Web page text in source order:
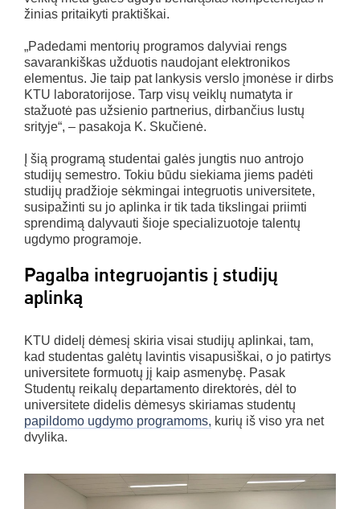
žinias pritaikyti praktiškai.
„Padedami mentorių programos dalyviai rengs
savarankiškas užduotis naudojant elektronikos
elementus. Jie taip pat lankysis verslo įmonėse ir dirbs
KTU laboratorijose. Tarp visų veiklų numatyta ir
stažuotė pas užsienio partnerius, dirbančius lustų
srityje“, – pasakoja K. Skučienė.
Į šią programą studentai galės jungtis nuo antrojo
studijų semestro. Tokiu būdu siekiama jiems padėti
studijų pradžioje sėkmingai integruotis universitete,
susipažinti su jo aplinka ir tik tada tikslingai priimti
sprendimą dalyvauti šioje specializuotoje talentų
ugdymo programoje.
Pagalba integruojantis į studijų
aplinką
KTU didelį dėmesį skiria visai studijų aplinkai, tam,
kad studentas galėtų lavintis visapusiškai, o jo patirtys
universitete formuotų jį kaip asmenybę. Pasak
Studentų reikalų departamento direktorės, dėl to
universitete didelis dėmesys skiriamas studentų
papildomo ugdymo programoms, kurių iš viso yra net
dvylika.